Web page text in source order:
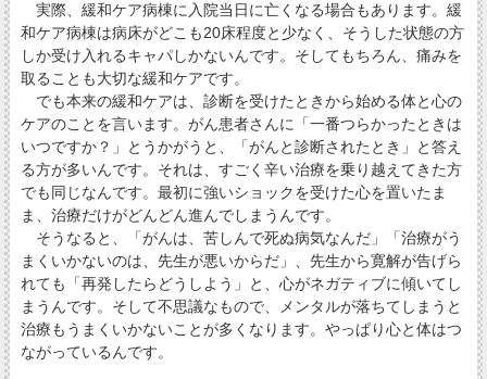
実際、緩和ケア病棟に入院当日に亡くなる場合もあります。緩
和ケア病棟は病床がどこも20床程度と少なく、そうした状態の方
しか受け入れるキャパしかないんです。そしてもちろん、痛みを
取ることも大切な緩和ケアです。
でも本来の緩和ケアは、診断を受けたときから始める体と心の
ケアのことを言います。がん患者さんに「一番つらかったときは
いつですか？」とうかがうと、「がんと診断されたとき」と答え
る方が多いんです。それは、すごく辛い治療を乗り越えてきた方
でも同じなんです。最初に強いショックを受けた心を置いたま
ま、治療だけがどんどん進んでしまうんです。
そうなると、「がんは、苦しんで死ぬ病気なんだ」「治療がう
まくいかないのは、先生が悪いからだ」、先生から寛解が告げら
れても「再発したらどうしよう」と、心がネガティブに傾いてし
まうんです。そして不思議なもので、メンタルが落ちてしまうと
治療もうまくいかないことが多くなります。やっぱり心と体はつ
ながっているんです。